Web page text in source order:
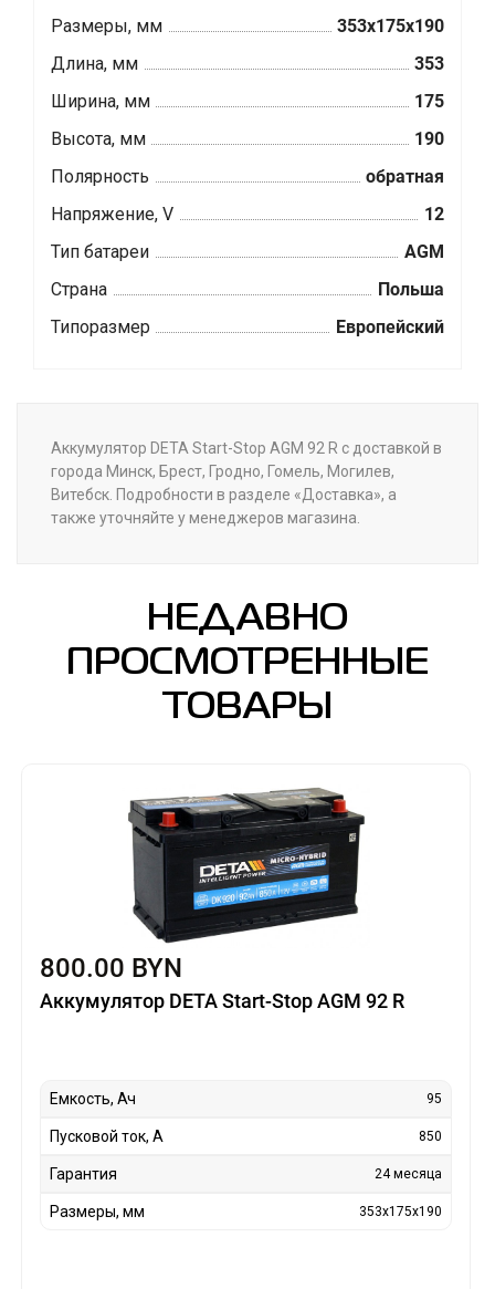
Размеры, мм
353x175x190
Длина, мм
353
Ширина, мм
175
Высота, мм
190
Полярность
обратная
Напряжение, V
12
Тип батареи
AGM
Страна
Польша
Типоразмер
Европейский
Аккумулятор DETA Start-Stop AGM 92 R с доставкой в
города Минск, Брест, Гродно, Гомель, Могилев,
Витебск. Подробности в разделе «Доставка», а
также уточняйте у менеджеров магазина.
НЕДАВНО
ПРОСМОТРЕННЫЕ
ТОВАРЫ
800.00 BYN
Аккумулятор DETA Start-Stop AGM 92 R
Емкость, Ач 95
Пусковой ток, А 850
Гарантия 24 месяца
Размеры, мм 353x175x190